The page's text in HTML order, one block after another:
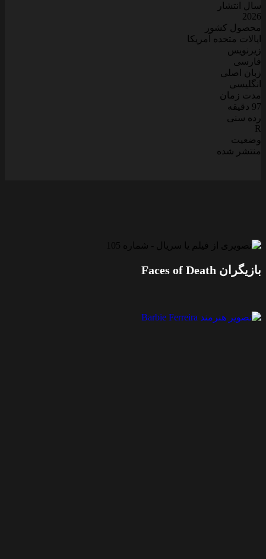
سال انتشار
2026
محصول کشور
ایالات متحده آمریکا
زیرنویس
فارسی
زبان اصلی
انگلیسی
مدت زمان
97 دقیقه
رده سنی
R
وضعیت
منتشر شده
بازیگران Faces of Death